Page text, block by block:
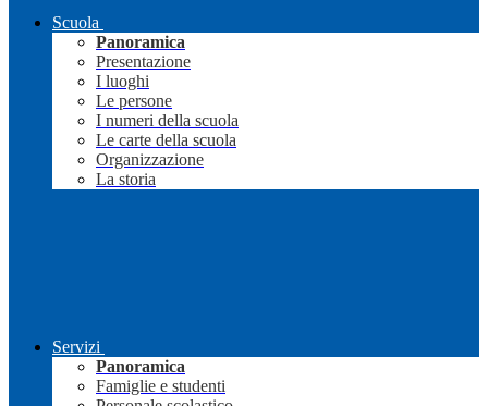
Scuola
Panoramica
Presentazione
I luoghi
Le persone
I numeri della scuola
Le carte della scuola
Organizzazione
La storia
Servizi
Panoramica
Famiglie e studenti